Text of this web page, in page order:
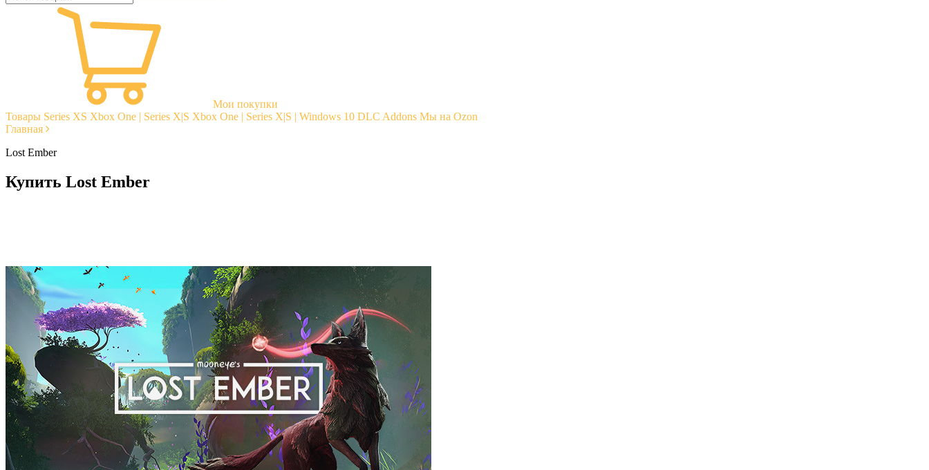
Мои покупки
Товары Series XS Xbox One | Series X|S Xbox One | Series X|S | Windows 10 DLC Addons Мы на Ozon
Главная
Lost Ember
Купить Lost Ember